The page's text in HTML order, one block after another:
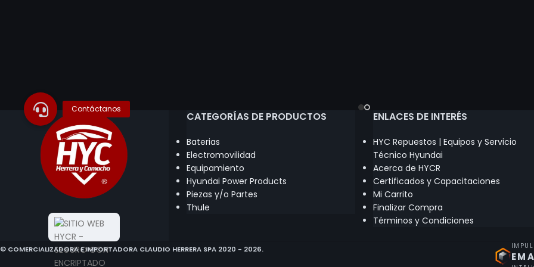
CATEGORÍAS DE PRODUCTOS
Baterias
Electromovilidad
Equipamiento
Hyundai Power Products
Piezas y/o Partes
Thule
ENLACES DE INTERÉS
HYC Repuestos | Equipos y Servicio
Técnico Hyundai
Acerca de HYCR
Certificados y Capacitaciones
Mi Carrito
Finalizar Compra
Términos y Condiciones
© COMERCIALIZADORA E IMPORTADORA CLAUDIO HERRERA SPA 2020 - 2026.